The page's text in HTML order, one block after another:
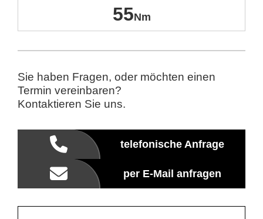
55
Sie haben Fragen, oder möchten einen
Termin vereinbaren?
Kontaktieren Sie uns.
telefonische Anfrage
per E-Mail anfragen